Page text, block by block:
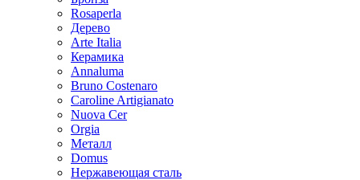
Rosaperla
Дерево
Arte Italia
Керамика
Annaluma
Bruno Costenaro
Caroline Artigianato
Nuova Cer
Orgia
Металл
Domus
Нержавеющая сталь